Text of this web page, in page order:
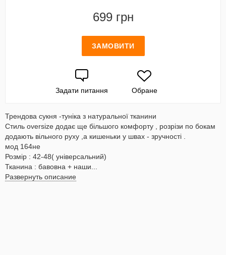
699 грн
ЗАМОВИТИ
Задати питання Обране
Трендова сукня -туніка з натуральної тканини
Стиль oversize додає ще більшого комфорту , розрізи по бокам
додають вільного руху ,а кишеньки у швах - зручності .
мод 164не
Розмір : 42-48( універсальний)
Тканина : бавовна + наши...
Развернуть описание